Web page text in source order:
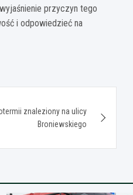
przyczyn tego
i odpowiedzieć na
znaleziony na ulicy
Broniewskiego